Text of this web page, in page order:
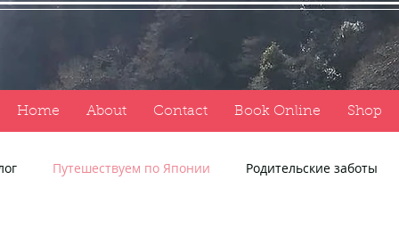
Home About Contact Book Online Shop
Путешествуем по Японии Родительские заботы